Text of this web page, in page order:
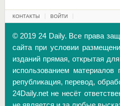
КОНТАКТЫ ВОЙТИ
© 2019 24 Daily. Все права
сайта при условии
изданий прямая, открытая
использованием материалов
републикация, перевод,
24Daily.net не несёт